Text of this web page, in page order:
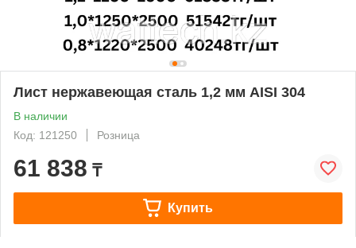
Лист нержавеющая сталь 1,2 мм AISI 304
В наличии
Код: 121250
Розница
61 838 ₸
Купить